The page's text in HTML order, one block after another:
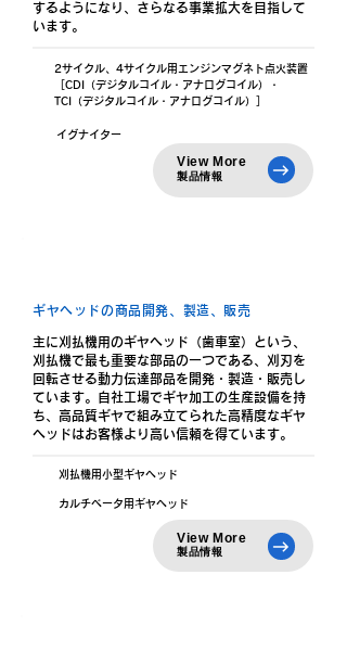
するようになり、さらなる事業拡大を目指して
います。
2サイクル、4サイクル用エンジンマグネト点火装置
［CDI（デジタルコイル・アナログコイル）・
TCI（デジタルコイル・アナログコイル）］
イグナイター
View More
​製品情報
ギヤヘッドの商品開発、製造、販売
主に刈払機用のギヤヘッド（歯車室）という、
刈払機で最も重要な部品の一つである、刈刃を
回転させる動力伝達部品を開発・製造・販売し
ています。 自社工場でギヤ加工の生産設備を持
ち、高品質ギヤで組み立てられた高精度なギヤ
ヘッドはお客様より高い信頼を得ています。
刈払機用小型ギヤヘッド
カルチベータ用ギヤヘッド
View More
​製品情報